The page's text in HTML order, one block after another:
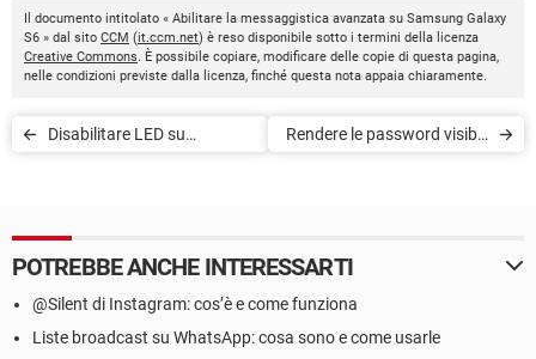
Il documento intitolato « Abilitare la messaggistica avanzata su Samsung Galaxy
S6 » dal sito CCM (it.ccm.net) è reso disponibile sotto i termini della licenza
Creative Commons. È possibile copiare, modificare delle copie di questa pagina,
nelle condizioni previste dalla licenza, finché questa nota appaia chiaramente.
Disabilitare LED su
Rendere le password visibili
POTREBBE ANCHE INTERESSARTI
@Silent di Instagram: cos’è e come funziona
Liste broadcast su WhatsApp: cosa sono e come usarle